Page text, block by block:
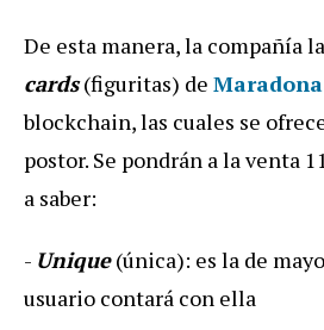
De esta manera, la compañía
cards(figuritas) de Maradona
blockchain, las cuales se
postor. Se pondrán a la venta
a saber:
- Unique(única): es la de
usuario contará con ella